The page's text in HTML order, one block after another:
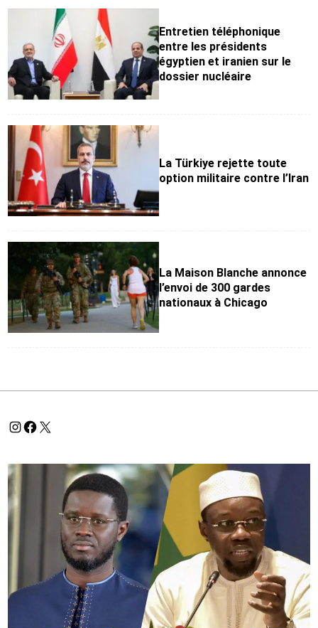
Entretien téléphonique
entre les présidents
égyptien et iranien sur le
dossier nucléaire
La Türkiye rejette toute
option militaire contre l’Iran
La Maison Blanche annonce
l’envoi de 300 gardes
nationaux à Chicago